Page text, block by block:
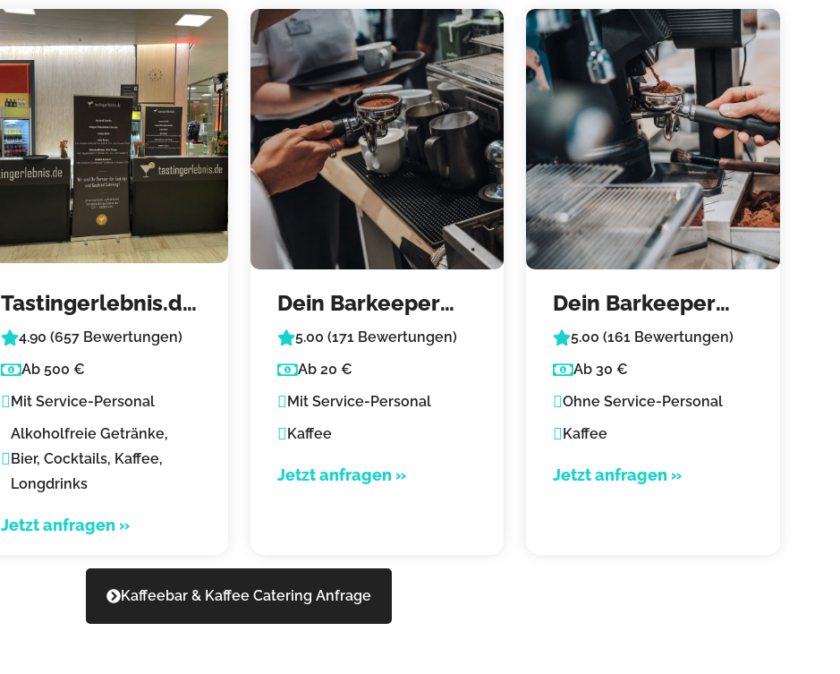
Tastingerlebnis.de
– deine mobile
Bar!
4.90 (657 Bewertungen)
Ab 500 €
Mit Service-Personal
Alkoholfreie Getränke,
Bier, Cocktails, Kaffee,
Longdrinks
Jetzt anfragen »
Dein Barkeeper
Düsseldorf –
Kaffee-Bar
5.00 (171 Bewertungen)
Ab 20 €
Mit Service-Personal
Kaffee
Jetzt anfragen »
Dein Barkeeper
Berlin – Kaffee-Bar
5.00 (161 Bewertungen)
Ab 30 €
Ohne Service-Personal
Kaffee
Jetzt anfragen »
Kaffeebar & Kaffee Catering Anfrage